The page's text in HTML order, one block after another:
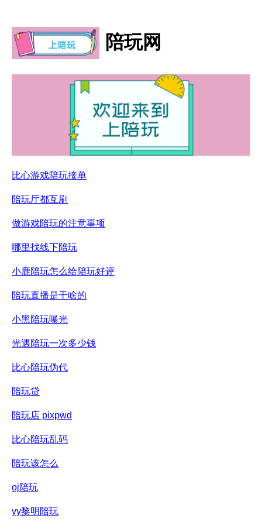
陪玩网
比心游戏陪玩接单
陪玩厅都互刷
做游戏陪玩的注意事项
哪里找线下陪玩
小鹿陪玩怎么给陪玩好评
陪玩直播是干啥的
小黑陪玩曝光
光遇陪玩一次多少钱
比心陪玩伪代
陪玩贷
陪玩店 pixpwd
比心陪玩乱码
陪玩该怎么
oj陪玩
yy黎明陪玩